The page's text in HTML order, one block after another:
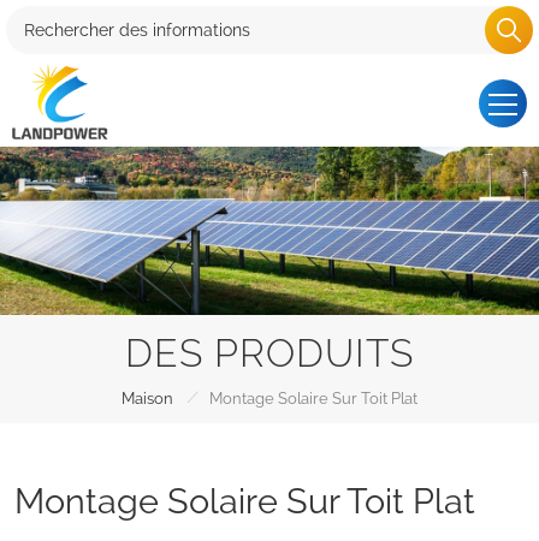
DES PRODUITS
Maison / Montage Solaire Sur Toit Plat
Montage Solaire Sur Toit Plat